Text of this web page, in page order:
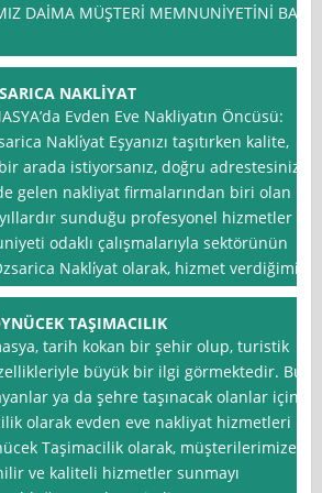
DAİMA MÜŞTERİ MEMNUNİYETİNİ BAZ
NAKLİYAT
Evden Eve Nakliyatın Öncüsü:
Nakli̇yat Eşyanızı taşıtırken kalite,
arada istiyorsanız, doğru adrestesiniz.
gelen nakliyat firmalarından biri olan
sunduğu profesyonel hizmetler
odaklı çalışmalarıyla sektörünün
Nakli̇yat olarak, hizmet verdiğimiz
TAŞIMACILIK
tarih kokan bir şehir olup, turistik
büyük bir ilgi görmektedir. Bu
ya da şehre taşınacak olanlar için
olarak evden eve nakliyat hizmetleri
Taşimacilik olarak, müşterilerimize
ve kaliteli hizmetler sunmayı